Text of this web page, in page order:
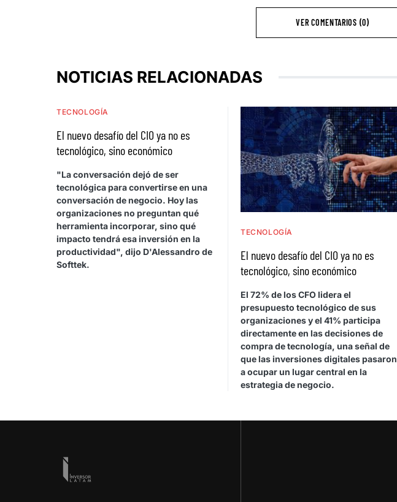
VER COMENTARIOS (0)
NOTICIAS RELACIONADAS
TECNOLOGÍA
El nuevo desafío del CIO ya no es
tecnológico, sino económico
"La conversación dejó de ser
tecnológica para convertirse en una
conversación de negocio. Hoy las
organizaciones no preguntan qué
herramienta incorporar, sino qué
impacto tendrá esa inversión en la
productividad", dijo D'Alessandro de
Softtek.
TECNOLOGÍA
El nuevo desafío del CIO ya no es
tecnológico, sino económico
El 72% de los CFO lidera el
presupuesto tecnológico de sus
organizaciones y el 41% participa
directamente en las decisiones de
compra de tecnología, una señal de
que las inversiones digitales pasaron
a ocupar un lugar central en la
estrategia de negocio.